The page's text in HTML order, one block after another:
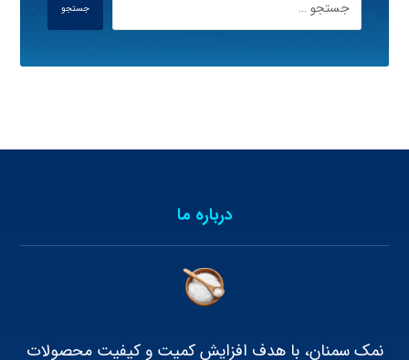
جستجو
درباره ما
نمک سمنان، با هدف افزایش کمیت و کیفیت محصولات